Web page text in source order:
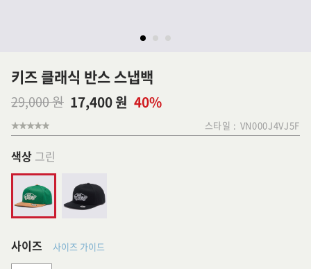
키즈 클래식 반스 스냅백
29,000 원 17,400 원 40%
스타일 : VN000J4VJ5F
색상 그린
사이즈 사이즈 가이드